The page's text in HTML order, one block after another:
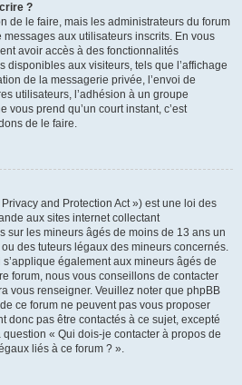
?
de le faire, mais les administrateurs du forum
aux utilisateurs inscrits. En vous
avoir accès à des fonctionnalités
disponibles aux visiteurs, tels que l’affichage
de la messagerie privée, l’envoi de
utilisateurs, l’adhésion à un groupe
vous prend qu’un court instant, c’est
de le faire.
and Protection Act ») est une loi des
aux sites internet collectant
sur les mineurs âgés de moins de 13 ans un
des tuteurs légaux des mineurs concernés.
également aux mineurs âgés de
forum, nous vous conseillons de contacter
vous renseigner. Veuillez noter que phpBB
ce forum ne peuvent pas vous proposer
donc pas être contactés à ce sujet, excepté
question « Qui dois-je contacter à propos de
liés à ce forum ? ».